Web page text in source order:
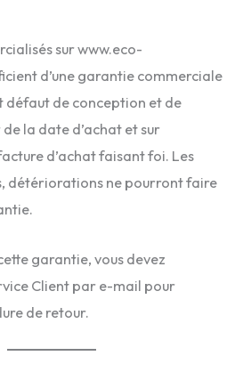
sur www.eco-
d’une garantie commerciale
défaut de conception et de
la date d’achat et sur
d’achat faisant foi. Les
détériorations ne pourront faire
garantie, vous devez
Client par e-mail pour
de retour.